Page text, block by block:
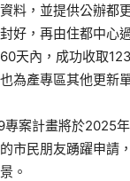
料，並提供公辦都
好，再由住都中心
天內，成功收取
為產專區其他更新
案計畫將於2025
市民朋友踴躍申請
。